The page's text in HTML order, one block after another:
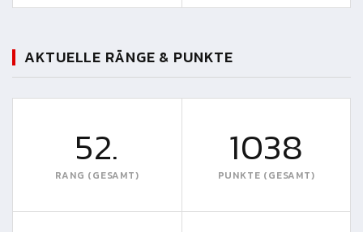
AKTUELLE RÄNGE & PUNKTE
52.
RANG (GESAMT)
1038
PUNKTE (GESAMT)